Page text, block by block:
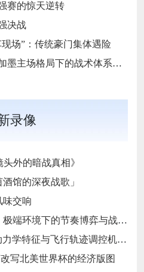
赛的惊天逆转
决战
场”：传统豪门集体遇险
大洋洲首破直通壁垒：美加墨主场格局下的战术体系重构
录像
外的暗战真相》
馆的深夜战歌」
味交响
境下的节奏博弈与战术自适应
控机制——以2026世界杯BBVA球场为实证场景”
写北美世界杯的经济版图